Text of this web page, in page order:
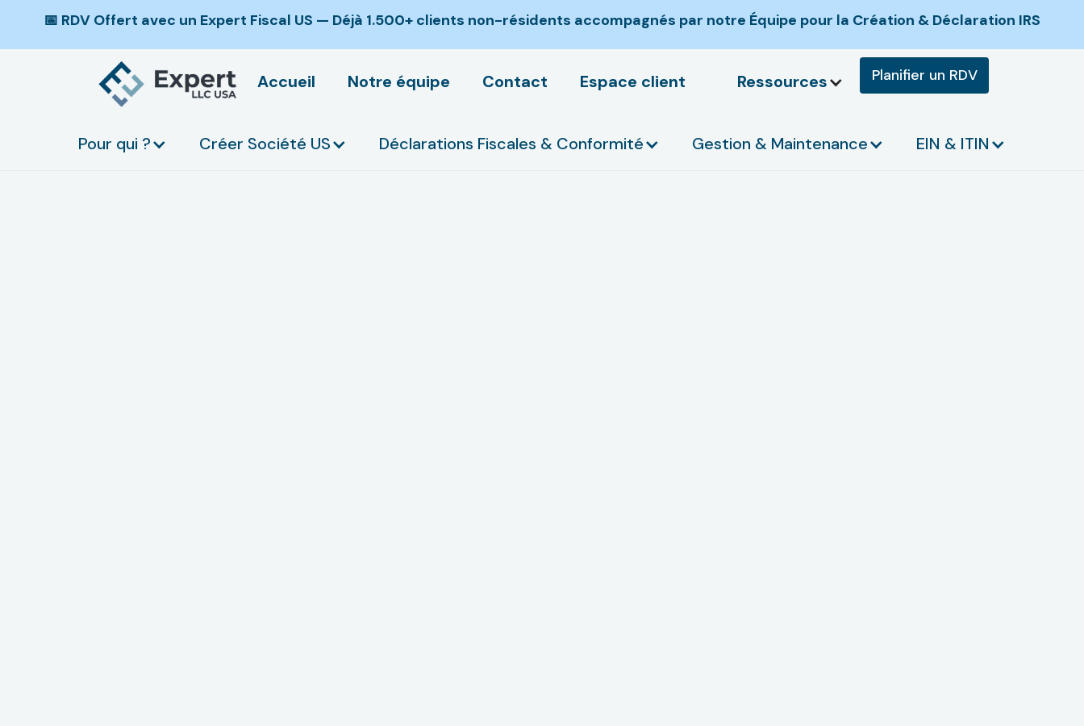
📅 RDV Offert avec un Expert Fiscal US — Déjà 1.500+ clients non-résidents accompagnés par notre Équipe pour la Création & Déclaration IRS
Accueil Notre équipe Contact Espace client Ressources Planifier un RDV
Pour qui ? Créer Société US Déclarations Fiscales & Conformité Gestion & Maintenance EIN & ITIN